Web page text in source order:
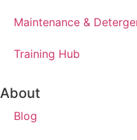
Maintenance &
Training Hub
About
Blog